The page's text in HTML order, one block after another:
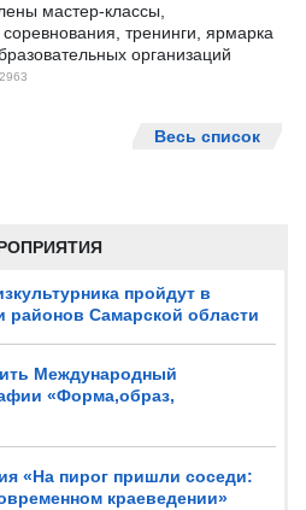
пройдут в
районов Самарской области
Международный
«Форма,образ,
«На пирог пришли соседи:
краеведении»
мастер-классы,
тренинги, ярмарка
организаций
2963
Весь список